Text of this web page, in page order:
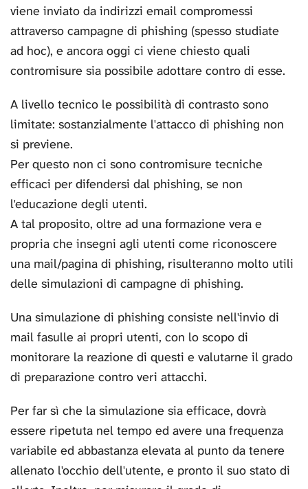
viene inviato da indirizzi email compromessi
attraverso campagne di phishing (spesso studiate
ad hoc), e ancora oggi ci viene chiesto quali
contromisure sia possibile adottare contro di esse.
A livello tecnico le possibilità di contrasto sono
limitate: sostanzialmente l'attacco di phishing non
si previene.
Per questo non ci sono contromisure tecniche
efficaci per difendersi dal phishing, se non
l'educazione degli utenti.
A tal proposito, oltre ad una formazione vera e
propria che insegni agli utenti come riconoscere
una mail/pagina di phishing, risulteranno molto utili
delle simulazioni di campagne di phishing.
Una simulazione di phishing consiste nell'invio di
mail fasulle ai propri utenti, con lo scopo di
monitorare la reazione di questi e valutarne il grado
di preparazione contro veri attacchi.
Per far sì che la simulazione sia efficace, dovrà
essere ripetuta nel tempo ed avere una frequenza
variabile ed abbastanza elevata al punto da tenere
allenato l'occhio dell'utente, e pronto il suo stato di